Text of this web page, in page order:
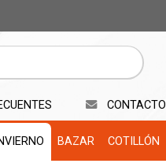
CONTACTO
BAZAR COTILLÓN